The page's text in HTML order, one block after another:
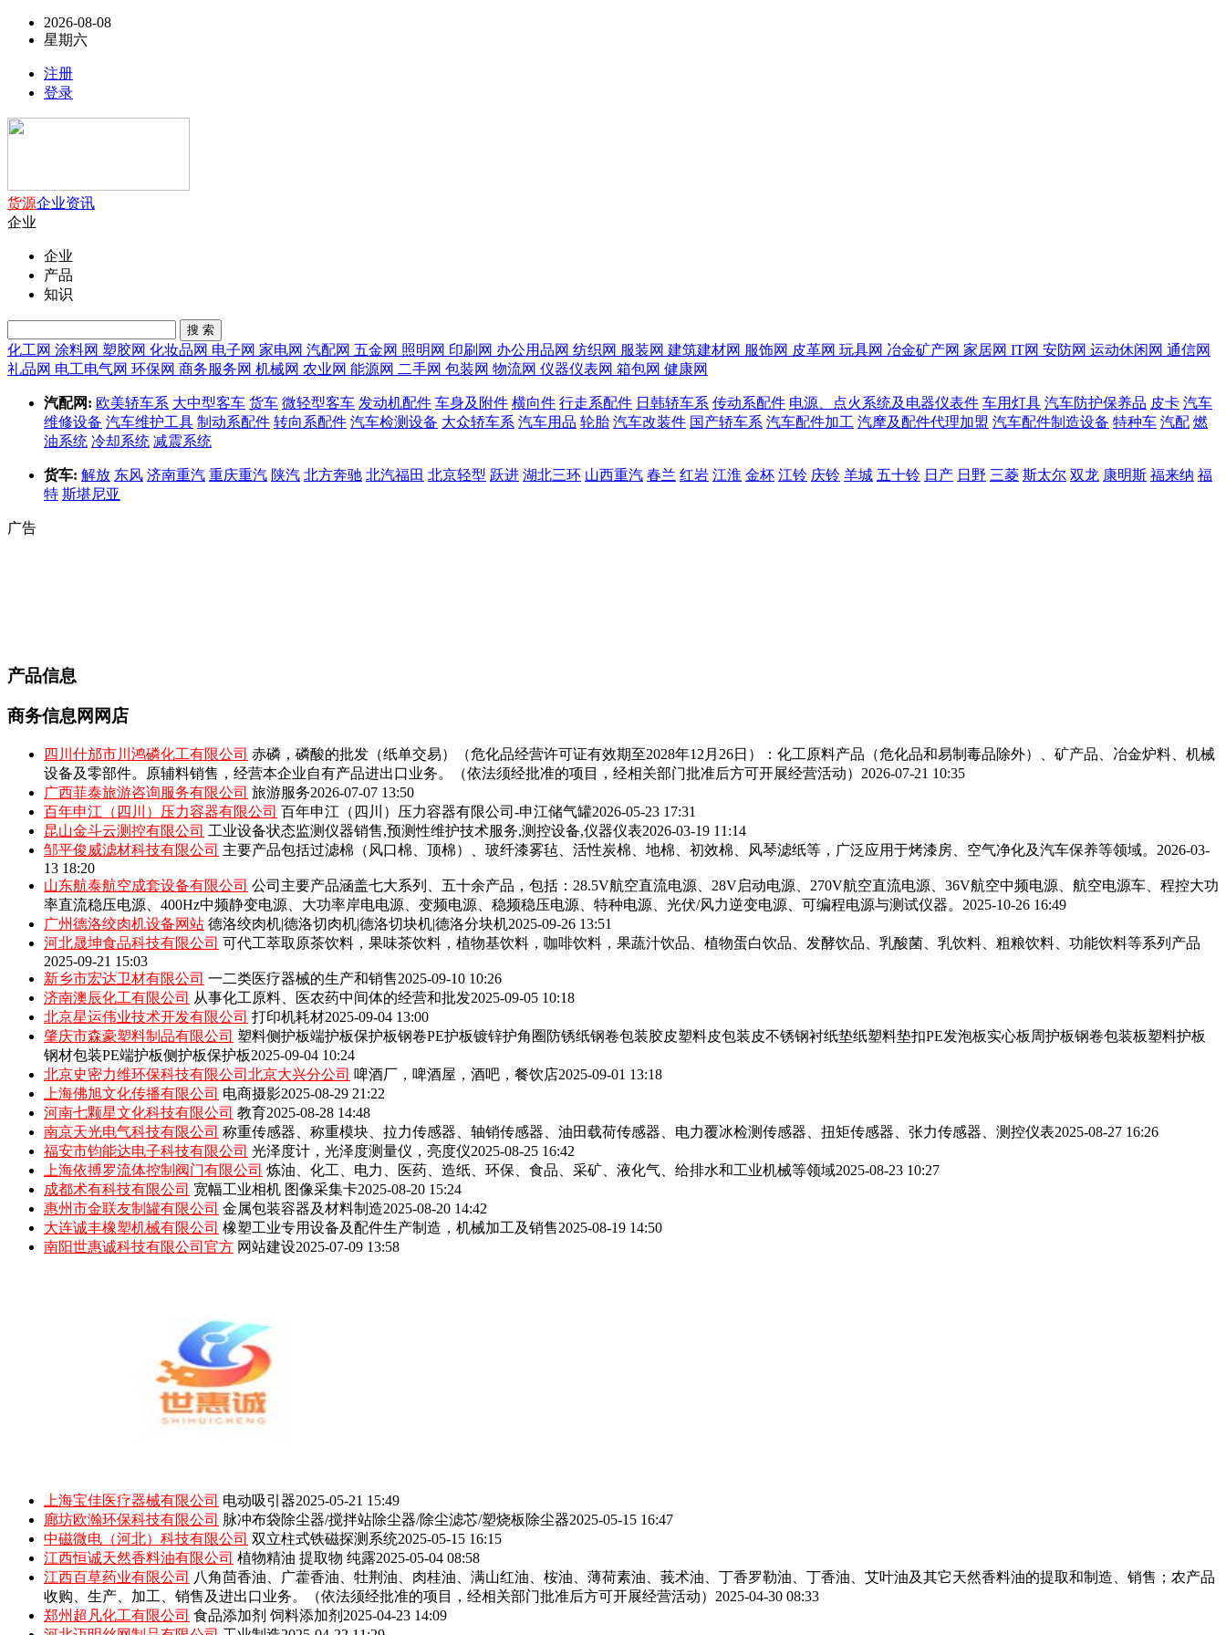
2026-08-08
星期六
注册
登录
货源企业资讯
企业
企业
产品
知识
搜 索
化工网 涂料网 塑胶网 化妆品网 电子网 家电网 汽配网 五金网 照明网 印刷网 办公用品网 纺织网 服装网 建筑建材网 服饰网 皮革网 玩具网 冶金矿产网 家居网 IT网 安防网 运动休闲网 通信网
礼品网 电工电气网 环保网 商务服务网 机械网 农业网 能源网 二手网 包装网 物流网 仪器仪表网 箱包网 健康网
汽配网: 欧美轿车系 大中型客车 货车 微轻型客车 发动机配件 车身及附件 横向件 行走系配件 日韩轿车系 传动系配件 电源、点火系统及电器仪表件 车用灯具 汽车防护保养品 皮卡 汽车
维修设备 汽车维护工具 制动系配件 转向系配件 汽车检测设备 大众轿车系 汽车用品 轮胎 汽车改装件 国产轿车系 汽车配件加工 汽摩及配件代理加盟 汽车配件制造设备 特种车 汽配 燃
油系统 冷却系统 减震系统
货车: 解放 东风 济南重汽 重庆重汽 陕汽 北方奔驰 北汽福田 北京轻型 跃进 湖北三环 山西重汽 春兰 红岩 江淮 金杯 江铃 庆铃 羊城 五十铃 日产 日野 三菱 斯太尔 双龙 康明斯 福来纳 福
特 斯堪尼亚
广告
产品信息
商务信息网网店
四川什邡市川鸿磷化工有限公司 赤磷，磷酸的批发（纸单交易）（危化品经营许可证有效期至2028年12月26日）：化工原料产品（危化品和易制毒品除外）、矿产品、冶金炉料、机械
设备及零部件。原辅料销售，经营本企业自有产品进出口业务。（依法须经批准的项目，经相关部门批准后方可开展经营活动） 2026-07-21 10:35
广西菲泰旅游咨询服务有限公司 旅游服务2026-07-07 13:50
百年申江（四川）压力容器有限公司 百年申江（四川）压力容器有限公司-申江储气罐2026-05-23 17:31
昆山金斗云测控有限公司 工业设备状态监测仪器销售,预测性维护技术服务,测控设备,仪器仪表2026-03-19 11:14
邹平俊威滤材科技有限公司 主要产品包括‌过滤棉（风口棉、顶棉）、玻纤漆雾毡、活性炭棉、地棉、初效棉、风琴滤纸‌等，广泛应用于烤漆房、空气净化及汽车保养等领域。‌‌ 2026-03-
13 18:20
山东航泰航空成套设备有限公司 公司主要产品涵盖七大系列、五十余产品，包括：28.5V航空直流电源、28V启动电源、270V航空直流电源、36V航空中频电源、航空电源车、程控大功
率直流稳压电源、400Hz中频静变电源、大功率岸电电源、变频电源、稳频稳压电源、特种电源、光伏/风力逆变电源、可编程电源与测试仪器。 2025-10-26 16:49
广州德洛绞肉机设备网站 德洛绞肉机|德洛切肉机|德洛切块机|德洛分块机2025-09-26 13:51
河北晟坤食品科技有限公司 可代工萃取原茶饮料，果味茶饮料，植物基饮料，咖啡饮料，果蔬汁饮品、植物蛋白饮品、发酵饮品、乳酸菌、乳饮料、粗粮饮料、功能饮料等系列产品
2025-09-21 15:03
新乡市宏达卫材有限公司 一二类医疗器械的生产和销售2025-09-10 10:26
济南澳辰化工有限公司 从事化工原料、医农药中间体的经营和批发2025-09-05 10:18
北京星运伟业技术开发有限公司 打印机耗材2025-09-04 13:00
肇庆市森豪塑料制品有限公司 塑料侧护板端护板保护板钢卷PE护板镀锌护角圈防锈纸钢卷包装胶皮塑料皮包装皮不锈钢衬纸垫纸塑料垫扣PE发泡板实心板周护板钢卷包装板塑料护板
钢材包装PE端护板侧护板保护板2025-09-04 10:24
北京史密力维环保科技有限公司北京大兴分公司 啤酒厂，啤酒屋，酒吧，餐饮店2025-09-01 13:18
上海佛旭文化传播有限公司 电商摄影2025-08-29 21:22
河南七颗星文化科技有限公司 教育2025-08-28 14:48
南京天光电气科技有限公司 称重传感器、称重模块、拉力传感器、轴销传感器、油田载荷传感器、电力覆冰检测传感器、扭矩传感器、张力传感器、测控仪表2025-08-27 16:26
福安市钧能达电子科技有限公司 光泽度计，光泽度测量仪，亮度仪2025-08-25 16:42
上海依搏罗流体控制阀门有限公司 炼油、化工、电力、医药、造纸、环保、食品、采矿、液化气、给排水和工业机械等领域2025-08-23 10:27
成都术有科技有限公司 宽幅工业相机 图像采集卡2025-08-20 15:24
惠州市金联友制罐有限公司 金属包装容器及材料制造2025-08-20 14:42
大连诚丰橡塑机械有限公司 橡塑工业专用设备及配件生产制造，机械加工及销售2025-08-19 14:50
南阳世惠诚科技有限公司官方 网站建设2025-07-09 13:58
上海宝佳医疗器械有限公司 电动吸引器2025-05-21 15:49
廊坊欧瀚环保科技有限公司 脉冲布袋除尘器/搅拌站除尘器/除尘滤芯/塑烧板除尘器2025-05-15 16:47
中磁微电（河北）科技有限公司 双立柱式铁磁探测系统2025-05-15 16:15
江西恒诚天然香料油有限公司 植物精油 提取物 纯露2025-05-04 08:58
江西百草药业有限公司
八角茴香油、广藿香油、牡荆油、肉桂油、满山红油、桉油、薄荷素油、莪术油、丁香罗勒油、丁香油、艾叶油及其它天然香料油的提取和制造、销售；农产品
收购、生产、加工、销售及进出口业务。（依法须经批准的项目，经相关部门批准后方可开展经营活动） 2025-04-30 08:33
郑州超凡化工有限公司 食品添加剂 饲料添加剂 2025-04-23 14:09